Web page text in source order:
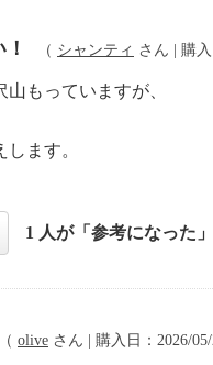
（ シャンティ さん | 購
もっていますが、
ます。
1 人が「参考になった
（ olive さん | 購入日：2026/